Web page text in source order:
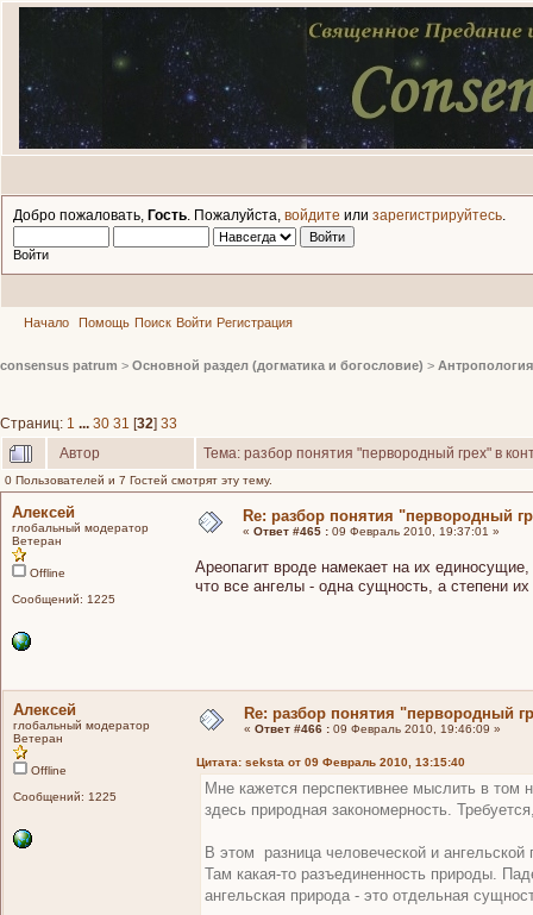
Добро пожаловать, Гость . Пожалуйста, войдите или зарегистрируйтесь
Войти
Начало Помощь Поиск Войти Регистрация
consensus patrum > Основной раздел (догматика и богословие) >
Страниц: 1 ... 30 31 [32] 33
Автор
Тема: разбор понятия "первородный грех" в
0 Пользователей и 7 Гостей смотрят эту тему.
Алексей
глобальный модератор
Ветеран
Offline
Сообщений: 1225
Re: разбор понятия "первородный
« Ответ #465 : 09 Февраль 2010, 19:37:01 »
Ареопагит вроде намекает на их
что все ангелы - одна сущность, а степени
Алексей
глобальный модератор
Ветеран
Offline
Сообщений: 1225
Re: разбор понятия "первородный
« Ответ #466 : 09 Февраль 2010, 19:46:09 »
Цитата: seksta от 09 Февраль 2010, 13:15:40
Мне кажется перспективнее мыслить в том
здесь природная закономерность.
В этом разница человеческой и
Там какая-то разъединенность природы.
ангельская природа - это отдельная